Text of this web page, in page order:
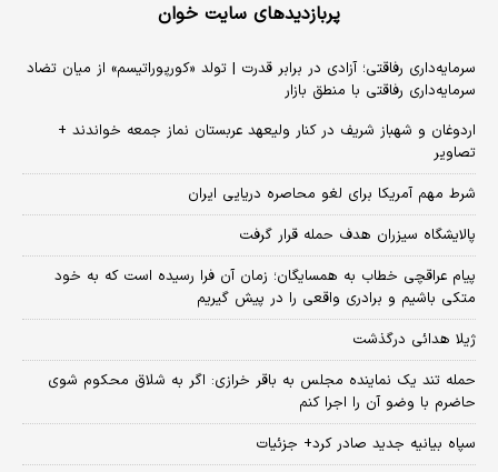
پربازدیدهای سایت خوان
سرمایه‌داری رفاقتی؛ آزادی در برابر قدرت | تولد «کورپوراتیسم» از میان تضاد
سرمایه‌داری رفاقتی با منطق بازار
اردوغان و شهباز شریف در کنار ولیعهد عربستان نماز جمعه خواندند +
تصاویر
شرط مهم آمریکا برای لغو محاصره دریایی ایران
پالایشگاه سیزران هدف حمله قرار گرفت
پیام عراقچی خطاب به همسایگان؛ زمان آن فرا رسیده است که به خود
متکی باشیم و برادری واقعی را در پیش گیریم
ژیلا هدائی درگذشت
حمله تند یک نماینده مجلس به باقر خرازی: اگر به شلاق محکوم شوی
حاضرم با وضو آن را اجرا کنم
سپاه بیانیه جدید صادر کرد+ جزئیات